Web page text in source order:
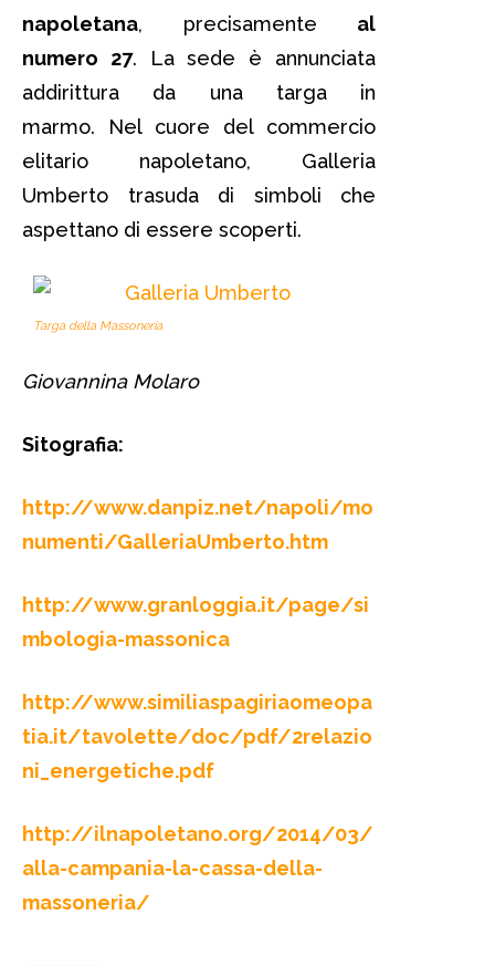
napoletana, precisamente al
numero 27. La sede è annunciata
addirittura da una targa in
marmo. Nel cuore del commercio
elitario napoletano, Galleria
Umberto trasuda di simboli che
aspettano di essere scoperti.
Targa della Massoneria
Giovannina Molaro
Sitografia:
http://www.danpiz.net/napoli/mo
numenti/GalleriaUmberto.htm
http://www.granloggia.it/page/si
mbologia-massonica
http://www.similiaspagiriaomeopa
tia.it/tavolette/doc/pdf/2relazio
ni_energetiche.pdf
http://ilnapoletano.org/2014/03/
alla-campania-la-cassa-della-
massoneria/